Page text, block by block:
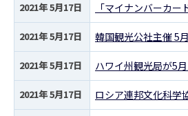
2021年 5月17日 「マイナンバーカ
2021年 5月17日 韓国観光公社主催 5
2021年 5月17日 ハワイ州観光局が5
2021年 5月17日 ロシア連邦文化科学